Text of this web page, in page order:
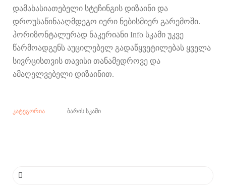
დამახასიათებელი სტეჩინგის დიზაინი და
დროუსაწინააღმდეგო იერი ნებისმიერ გარემოში.
ჰორიზონტალურად ნაკერიანი Info სკამი უკვე
წარმოადგენს აუცილებელ გადაწყვეტილებას ყველა
სივრცისთვის თავისი თანამედროვე და
ამაღელვებელი დიზაინით.
კატეგორია ბარის სკამი